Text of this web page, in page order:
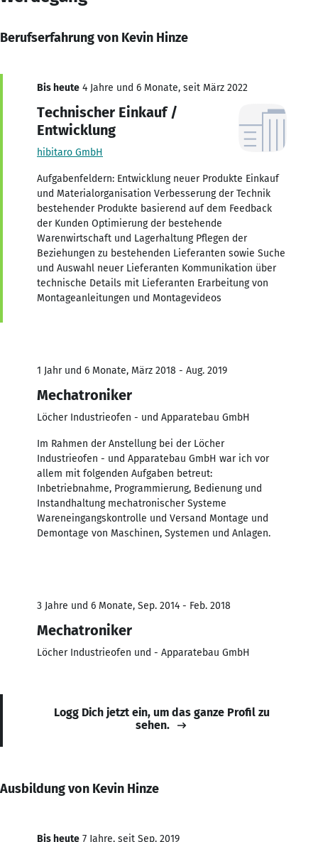
Berufserfahrung von Kevin Hinze
Bis heute 4 Jahre und 6 Monate, seit März 2022
Technischer Einkauf /
Entwicklung
hibitaro GmbH
Aufgabenfeldern: Entwicklung neuer Produkte Einkauf
und Materialorganisation Verbesserung der Technik
bestehender Produkte basierend auf dem Feedback
der Kunden Optimierung der bestehende
Warenwirtschaft und Lagerhaltung Pflegen der
Beziehungen zu bestehenden Lieferanten sowie Suche
und Auswahl neuer Lieferanten Kommunikation über
technische Details mit Lieferanten Erarbeitung von
Montageanleitungen und Montagevideos
1 Jahr und 6 Monate, März 2018 - Aug. 2019
Mechatroniker
Löcher Industrieofen - und Apparatebau GmbH
Im Rahmen der Anstellung bei der Löcher
Industrieofen - und Apparatebau GmbH war ich vor
allem mit folgenden Aufgaben betreut:
Inbetriebnahme, Programmierung, Bedienung und
Instandhaltung mechatronischer Systeme
Wareneingangskontrolle und Versand Montage und
Demontage von Maschinen, Systemen und Anlagen.
3 Jahre und 6 Monate, Sep. 2014 - Feb. 2018
Mechatroniker
Löcher Industrieofen und - Apparatebau GmbH
Logg Dich jetzt ein, um das ganze Profil zu
sehen.
Ausbildung von Kevin Hinze
Bis heute 7 Jahre, seit Sep. 2019